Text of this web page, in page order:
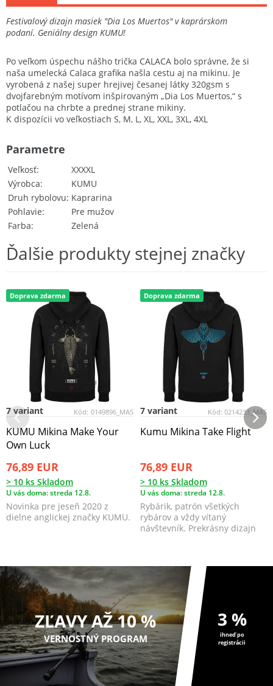
Festivalový dizajn masiek "Dia Los Muertos" v kaprárskom
podaní. Geniálny design KUMU!
Po veľkom úspechu nášho trička CALACA bolo správne, že si
naša umelecká Calaca grafika našla cestu aj na mikinu. Je
vyrobená z našej super hrejivej česanej látky 320gsm s
dvojfarebným motívom inšpirovaným „Dia Los Muertos,“ s
potlačou na chrbte a prednej strane mikiny.
K dispozícii vo veľkostiach S, M, L, XL, XXL, 3XL, 4XL
Veľkosť
XXXXL
Výrobca
KUMU
Druh rybolovu Kaprarina
Pohlavie
Pre mužov
Farba
Zelená
Parametre
Ďalšie produkty stejnej značky
Doprava zdarma
Kód: 0149896_MAS
7 variant
KUMU Mikina Make Your
Own Luck
76,89 EUR
> 10 ks Skladom
U vás doma: streda 12.8.
Novinka pre jeseň 2020 z
dielne anglickej značky KUMU.
Doprava zdarma
Kód: 0214233_MAS
7 variant
Kumu Mikina Take Flight
76,89 EUR
> 10 ks Skladom
U vás doma: streda 12.8.
Rybárik, patrón všetkých
rybárov a vždy vítaný
návštevník. Prekrásny dizajn
ZĽAVY AŽ 10 %
VERNOSTNÝ PROGRAM
3 %
ihneď po
registrácii